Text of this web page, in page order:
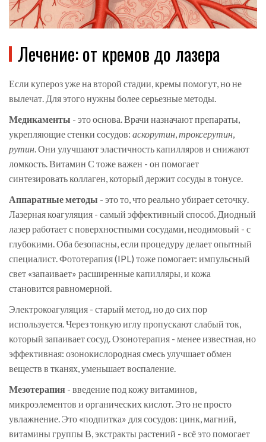
Лечение: от кремов до лазера
Если купероз уже на второй стадии, кремы помогут, но не
вылечат. Для этого нужны более серьезные методы.
Медикаменты - это основа. Врачи назначают препараты,
укрепляющие стенки сосудов: аскорутин,троксерутин,
рутин. Они улучшают эластичность капилляров и снижают
ломкость. Витамин С тоже важен - он помогает
синтезировать коллаген, который держит сосуды в тонусе.
Аппаратные методы - это то, что реально убирает сеточку.
Лазерная коагуляция - самый эффективный способ. Диодный
лазер работает с поверхностными сосудами, неодимовый - с
глубокими. Оба безопасны, если процедуру делает опытный
специалист. Фототерапия (IPL) тоже помогает: импульсный
свет «запаивает» расширенные капилляры, и кожа
становится равномерной.
Электрокоагуляция - старый метод, но до сих пор
используется. Через тонкую иглу пропускают слабый ток,
который запаивает сосуд. Озонотерапия - менее известная, но
эффективная: озонокислородная смесь улучшает обмен
веществ в тканях, уменьшает воспаление.
Мезотерапия - введение под кожу витаминов,
микроэлементов и органических кислот. Это не просто
увлажнение. Это «подпитка» для сосудов: цинк, магний,
витамины группы B, экстракты растений - всё это помогает